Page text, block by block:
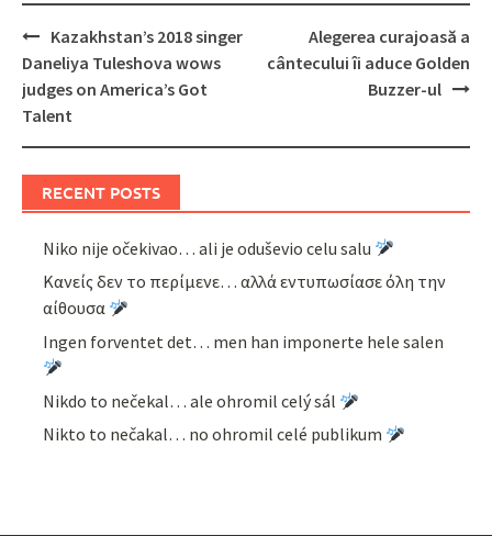
Post
navigation
Kazakhstan’s 2018 singer
Daneliya Tuleshova wows
judges on America’s Got
Talent
Alegerea curajoasă a
cântecului îi aduce Golden
Buzzer-ul
RECENT POSTS
Niko nije očekivao… ali je oduševio celu salu
Κανείς δεν το περίμενε… αλλά εντυπωσίασε όλη την
αίθουσα
Ingen forventet det… men han imponerte hele salen
Nikdo to nečekal… ale ohromil celý sál
Nikto to nečakal… no ohromil celé publikum